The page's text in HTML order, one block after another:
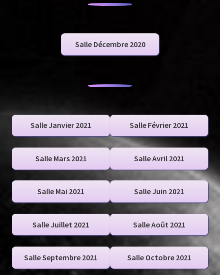
Salle Décembre 2020
Salle Janvier 2021 Salle Février 2021
Salle Mars 2021 Salle Avril 2021
Salle Mai 2021 Salle Juin 2021
Salle Juillet 2021 Salle Août 2021
Salle Septembre 2021 Salle Octobre 2021